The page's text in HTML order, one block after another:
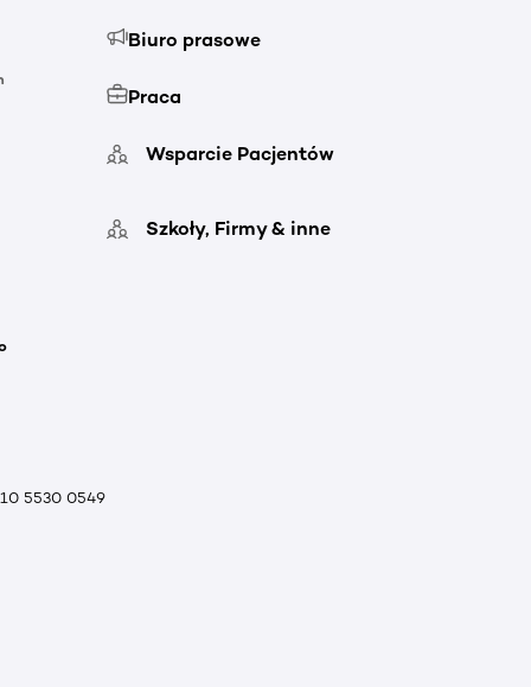
Biuro prasowe
Praca
Wsparcie Pacjentów
Szkoły, Firmy & inne
5530 0549